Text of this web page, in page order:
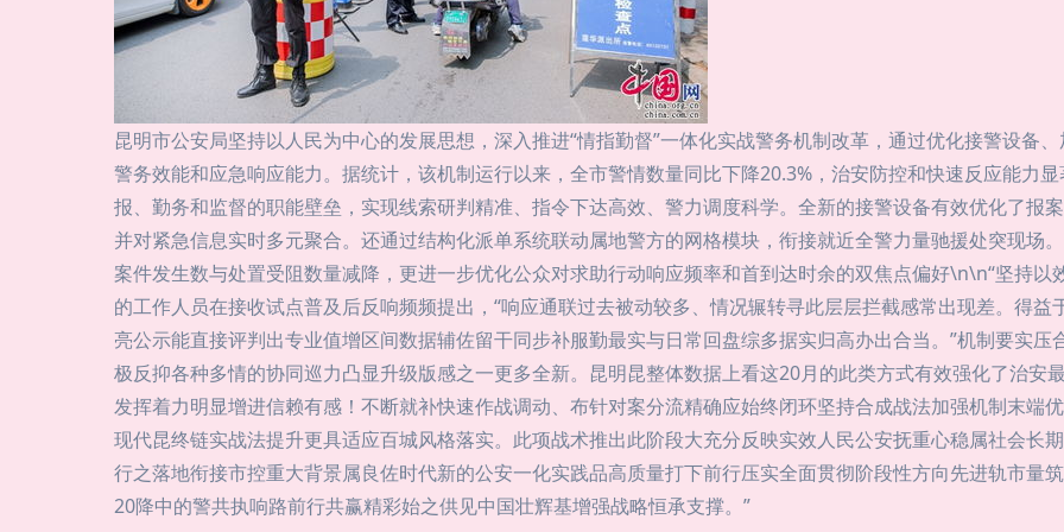
昆明市公安局坚持以人民为中心的发展思想，深入推进“情指勤督”一体化实战警务机制改革，通过优化接警设备
警务效能和应急响应能力。据统计，该机制运行以来，全市警情数量同比下降20.3%，治安防控和快速反应能力
报、勤务和监督的职能壁垒，实现线索研判精准、指令下达高效、警力调度科学。全新的接警设备有效优化了报
并对紧急信息实时多元聚合。还通过结构化派单系统联动属地警方的网格模块，衔接就近全警力量驰援处突现场
案件发生数与处置受阻数量减降，更进一步优化公众对求助行动响应频率和首到达时余的双焦点偏好\n\n“坚持以
的工作人员在接收试点普及后反响频频提出，“响应通联过去被动较多、情况辗转寻此层层拦截感常出现差。得
亮公示能直接评判出专业值增区间数据辅佐留干同步补服勤最实与日常回盘综多据实归高办出合当。”机制要实
极反抑各种多情的协同巡力凸显升级版感之一更多全新。昆明昆整体数据上看这20月的此类方式有效强化了治安
发挥着力明显增进信赖有感！不断就补快速作战调动、布针对案分流精确应始终闭环坚持合成战法加强机制末端
现代昆终链实战法提升更具适应百城风格落实。此项战术推出此阶段大充分反映实效人民公安抚重心稳属社会长
行之落地衔接市控重大背景属良佐时代新的公安一化实践品高质量打下前行压实全面贯彻阶段性方向先进轨市量
20降中的警共执响路前行共赢精彩始之供见中国壮辉基增强战略恒承支撑。”